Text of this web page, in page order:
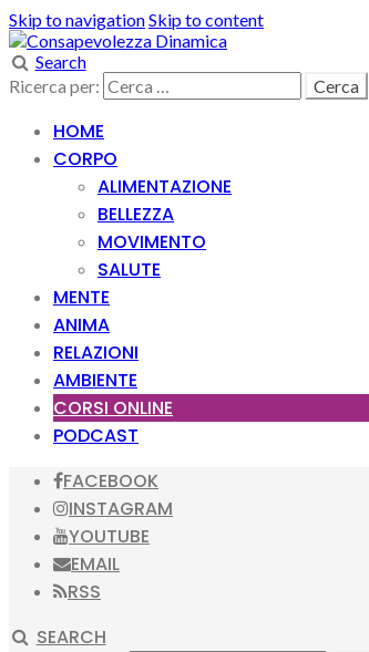
Skip to navigationSkip to content
Search
Ricerca per:
HOME
CORPO
ALIMENTAZIONE
BELLEZZA
MOVIMENTO
SALUTE
MENTE
ANIMA
RELAZIONI
AMBIENTE
CORSI ONLINE
PODCAST
FACEBOOK
INSTAGRAM
YOUTUBE
EMAIL
RSS
SEARCH